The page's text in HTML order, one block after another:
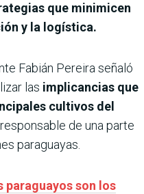
que minimicen
y la logística.
Fabián Pereira señaló
las implicancias que
cultivos del
de una parte
paraguayas.
paraguayos son los